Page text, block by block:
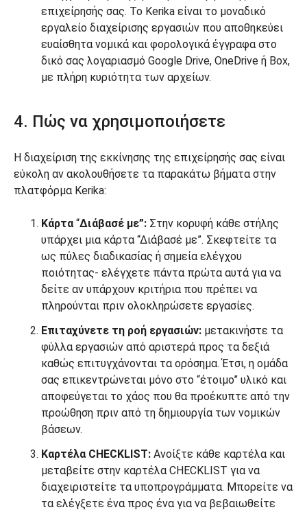
επιχείρησής σας. Το Kerika είναι το μοναδικό
εργαλείο διαχείρισης εργασιών που αποθηκεύει
ευαίσθητα νομικά και φορολογικά έγγραφα στο
δικό σας λογαριασμό Google Drive, OneDrive ή Box,
με πλήρη κυριότητα των αρχείων.
4. Πώς να χρησιμοποιήσετε
Η διαχείριση της εκκίνησης της επιχείρησής σας είναι
εύκολη αν ακολουθήσετε τα παρακάτω βήματα στην
πλατφόρμα Kerika:
Κάρτα “Διάβασέ με”: Στην κορυφή κάθε στήλης
υπάρχει μια κάρτα “Διάβασέ με”. Σκεφτείτε τα
ως πύλες διαδικασίας ή σημεία ελέγχου
ποιότητας- ελέγχετε πάντα πρώτα αυτά για να
δείτε αν υπάρχουν κριτήρια που πρέπει να
πληρούνται πριν ολοκληρώσετε εργασίες.
Επιταχύνετε τη ροή εργασιών: μετακινήστε τα
φύλλα εργασιών από αριστερά προς τα δεξιά
καθώς επιτυγχάνονται τα ορόσημα. Έτσι, η ομάδα
σας επικεντρώνεται μόνο στο “έτοιμο” υλικό και
αποφεύγεται το χάος που θα προέκυπτε από την
προώθηση πριν από τη δημιουργία των νομικών
βάσεων.
Καρτέλα CHECKLIST: Ανοίξτε κάθε καρτέλα και
μεταβείτε στην καρτέλα CHECKLIST για να
διαχειριστείτε τα υποπρογράμματα. Μπορείτε να
τα ελέγξετε ένα προς ένα για να βεβαιωθείτε